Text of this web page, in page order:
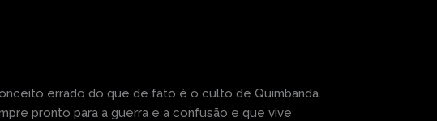
errado do que de fato é o culto de Quimbanda.
pronto para a guerra e a confusão e que vive